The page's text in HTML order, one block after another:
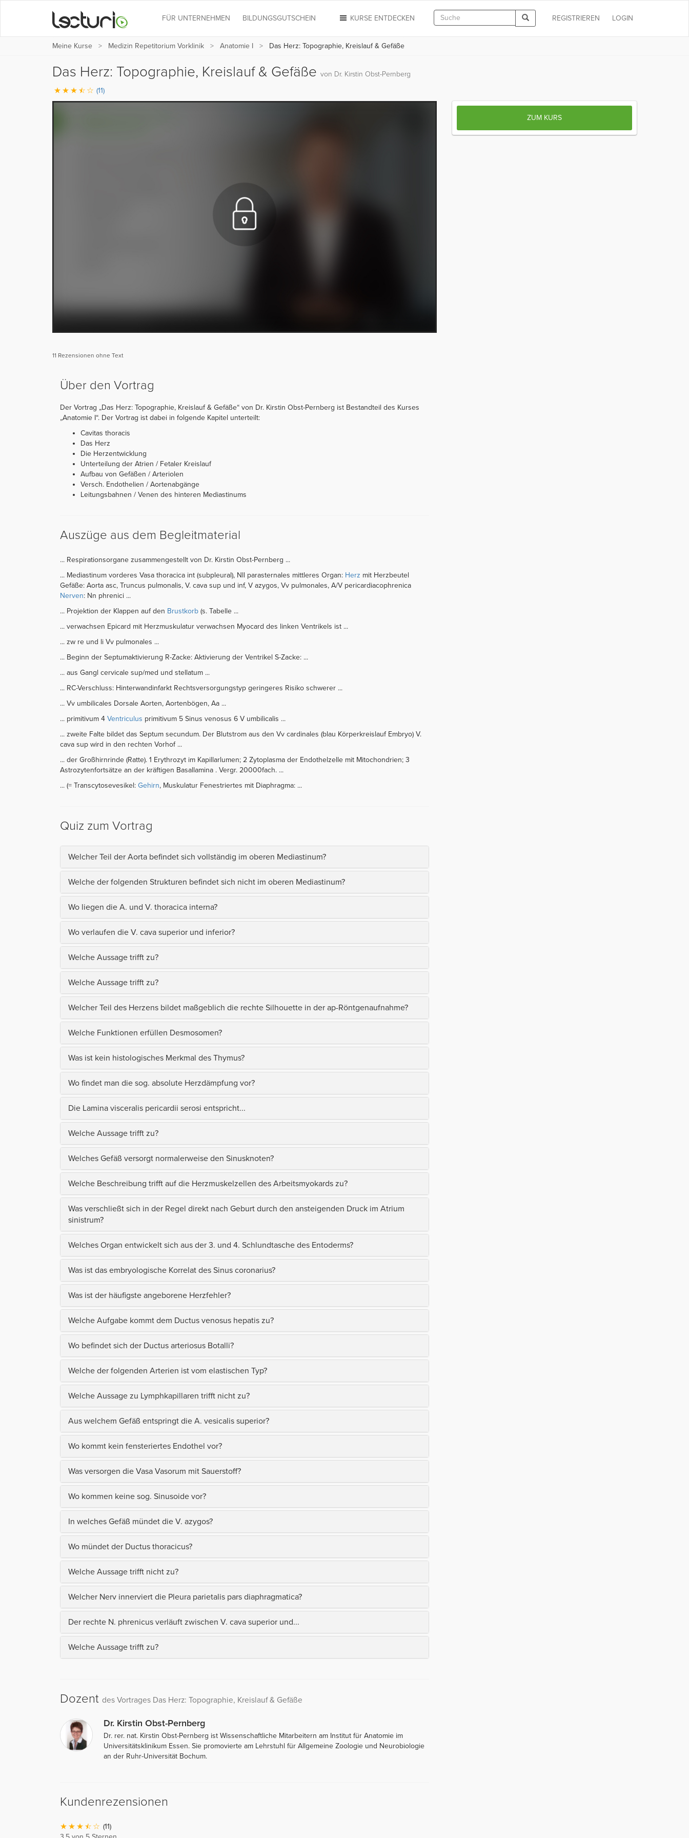
LOGIN
REGISTRIEREN
KURSE ENTDECKEN
FÜR UNTERNEHMEN BILDUNGSGUTSCHEIN
Meine Kurse Medizin Repetitorium Vorklinik Anatomie I Das Herz: Topographie, Kreislauf & Gefäße
Das Herz: Topographie, Kreislauf & Gefäße von Dr. Kirstin Obst-Pernberg
(11)
11 Rezensionen ohne Text
Über den Vortrag
Der Vortrag „Das Herz: Topographie, Kreislauf & Gefäße“ von Dr. Kirstin Obst-Pernberg ist Bestandteil des Kurses
„Anatomie I“. Der Vortrag ist dabei in folgende Kapitel unterteilt:
Cavitas thoracis
Das Herz
Die Herzentwicklung
Unterteilung der Atrien / Fetaler Kreislauf
Aufbau von Gefäßen / Arteriolen
Versch. Endothelien / Aortenabgänge
Leitungsbahnen / Venen des hinteren Mediastinums
Auszüge aus dem Begleitmaterial
... Respirationsorgane zusammengestellt von Dr. Kirstin Obst-Pernberg ...
... Mediastinum vorderes Vasa thoracica int (subpleural), Nll parasternales mittleres Organ: Herz mit Herzbeutel
Gefäße: Aorta asc, Truncus pulmonalis, V. cava sup und inf, V azygos, Vv pulmonales, A/V pericardiacophrenica
Nerven: Nn phrenici ...
... Projektion der Klappen auf den Brustkorb (s. Tabelle ...
... verwachsen Epicard mit Herzmuskulatur verwachsen Myocard des linken Ventrikels ist ...
... zw re und li Vv pulmonales ...
... Beginn der Septumaktivierung R-Zacke: Aktivierung der Ventrikel S-Zacke: ...
... aus Gangl cervicale sup/med und stellatum ...
... RC-Verschluss: Hinterwandinfarkt Rechtsversorgungstyp geringeres Risiko schwerer ...
... Vv umbilicales Dorsale Aorten, Aortenbögen, Aa ...
... primitivum 4 Ventriculus primitivum 5 Sinus venosus 6 V umbilicalis ...
... zweite Falte bildet das Septum secundum. Der Blutstrom aus den Vv cardinales (blau Körperkreislauf Embryo) V.
cava sup wird in den rechten Vorhof ...
... der Großhirnrinde (Ratte). 1 Erythrozyt im Kapillarlumen; 2 Zytoplasma der Endothelzelle mit Mitochondrien; 3
Astrozytenfortsätze an der kräftigen Basallamina . Vergr. 20000fach. ...
... (= Transcytosevesikel: Gehirn, Muskulatur Fenestriertes mit Diaphragma: ...
Quiz zum Vortrag
Welcher Teil der Aorta befindet sich vollständig im oberen Mediastinum?
Welche der folgenden Strukturen befindet sich nicht im oberen Mediastinum?
Wo liegen die A. und V. thoracica interna?
Wo verlaufen die V. cava superior und inferior?
Welche Aussage trifft zu?
Welche Aussage trifft zu?
Welcher Teil des Herzens bildet maßgeblich die rechte Silhouette in der ap-Röntgenaufnahme?
Welche Funktionen erfüllen Desmosomen?
Was ist kein histologisches Merkmal des Thymus?
Wo findet man die sog. absolute Herzdämpfung vor?
Die Lamina visceralis pericardii serosi entspricht...
Welche Aussage trifft zu?
Welches Gefäß versorgt normalerweise den Sinusknoten?
Welche Beschreibung trifft auf die Herzmuskelzellen des Arbeitsmyokards zu?
Was verschließt sich in der Regel direkt nach Geburt durch den ansteigenden Druck im Atrium
sinistrum?
Welches Organ entwickelt sich aus der 3. und 4. Schlundtasche des Entoderms?
Was ist das embryologische Korrelat des Sinus coronarius?
Was ist der häufigste angeborene Herzfehler?
Welche Aufgabe kommt dem Ductus venosus hepatis zu?
Wo befindet sich der Ductus arteriosus Botalli?
Welche der folgenden Arterien ist vom elastischen Typ?
Welche Aussage zu Lymphkapillaren trifft nicht zu?
Aus welchem Gefäß entspringt die A. vesicalis superior?
Wo kommt kein fensteriertes Endothel vor?
Was versorgen die Vasa Vasorum mit Sauerstoff?
Wo kommen keine sog. Sinusoide vor?
In welches Gefäß mündet die V. azygos?
Wo mündet der Ductus thoracicus?
Welche Aussage trifft nicht zu?
Welcher Nerv innerviert die Pleura parietalis pars diaphragmatica?
Der rechte N. phrenicus verläuft zwischen V. cava superior und...
Welche Aussage trifft zu?
Dozent des Vortrages Das Herz: Topographie, Kreislauf & Gefäße
Dr. Kirstin Obst-Pernberg
Dr. rer. nat. Kirstin Obst-Pernberg ist Wissenschaftliche Mitarbeitern am Institut für Anatomie im
Universitätsklinikum Essen. Sie promovierte am Lehrstuhl für Allgemeine Zoologie und Neurobiologie
an der Ruhr-Universität Bochum.
Kundenrezensionen
(11)
ZUM KURS